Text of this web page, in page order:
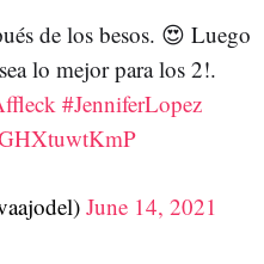
de los besos. 😍 Luego
lo mejor para los 2!.
#JenniferLopez
June 14, 2021